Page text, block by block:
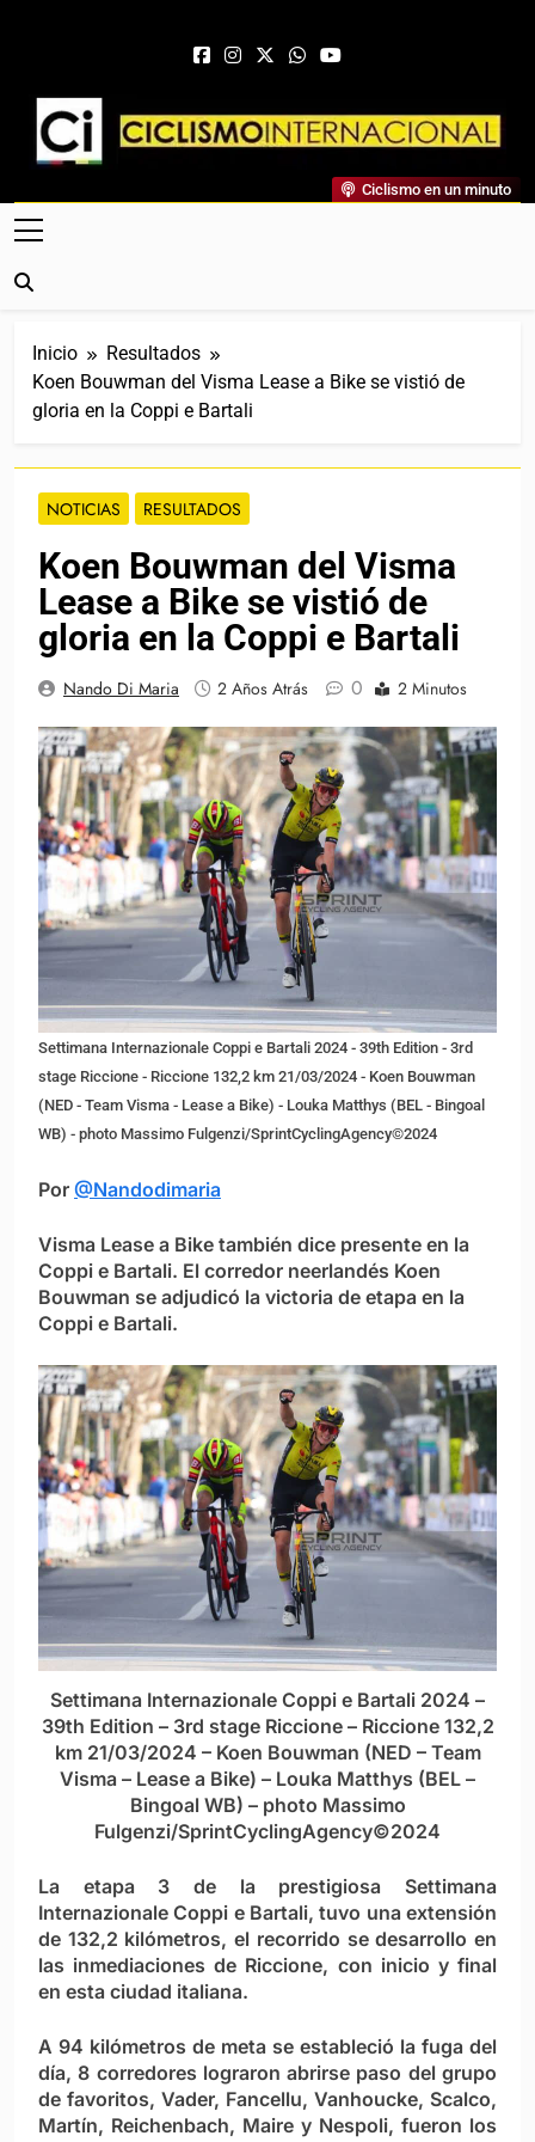
Ciclismo Internacional
Web Dedicada Al Ciclismo Mundial. Entrevistas, Análisis,
Crónicas, Previas Y Más. La Web Ciclista De Referencia.
Ciclismo en un minuto
Inicio
Resultados
Koen Bouwman del Visma Lease a Bike se vistió de
gloria en la Coppi e Bartali
NOTICIAS RESULTADOS
Koen Bouwman del Visma
Lease a Bike se vistió de
gloria en la Coppi e Bartali
Nando Di Maria 2 Años Atrás 0 2 Minutos
Settimana Internazionale Coppi e Bartali 2024 - 39th Edition - 3rd
stage Riccione - Riccione 132,2 km 21/03/2024 - Koen Bouwman
(NED - Team Visma - Lease a Bike) - Louka Matthys (BEL - Bingoal
WB) - photo Massimo Fulgenzi/SprintCyclingAgency©2024
Por @Nandodimaria
Visma Lease a Bike también dice presente en la
Coppi e Bartali. El corredor neerlandés Koen
Bouwman se adjudicó la victoria de etapa en la
Coppi e Bartali.
Settimana Internazionale Coppi e Bartali 2024 –
39th Edition – 3rd stage Riccione – Riccione 132,2
km 21/03/2024 – Koen Bouwman (NED – Team
Visma – Lease a Bike) – Louka Matthys (BEL –
Bingoal WB) – photo Massimo
Fulgenzi/SprintCyclingAgency©2024
La etapa 3 de la prestigiosa Settimana
Internazionale Coppi e Bartali, tuvo una extensión
de 132,2 kilómetros, el recorrido se desarrollo en
las inmediaciones de Riccione, con inicio y final
en esta ciudad italiana.
A 94 kilómetros de meta se estableció la fuga del
día, 8 corredores lograron abrirse paso del grupo
de favoritos, Vader, Fancellu, Vanhoucke, Scalco,
Martín, Reichenbach, Maire y Nespoli, fueron los